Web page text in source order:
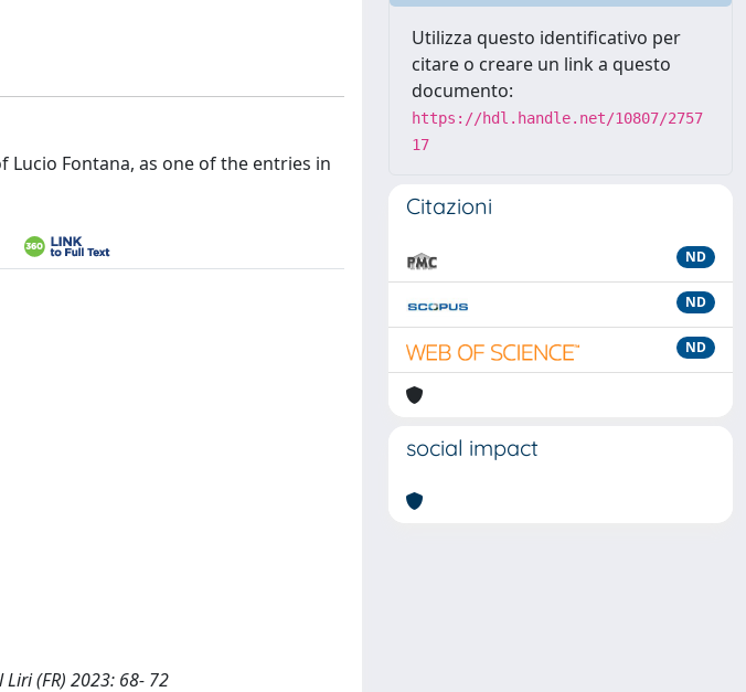
Fontana, as one of the entries in
Liri (FR) 2023: 68- 72
Utilizza questo identificativo per
citare o creare un link a questo
documento:
https://hdl.handle.net/10807/2757
17
Citazioni
ND
ND
ND
social impact